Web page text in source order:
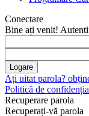
Conectare
Bine ați venit!
Ați uitat parola?
Politică de
Recuperare parola
Recuperați-vă parola